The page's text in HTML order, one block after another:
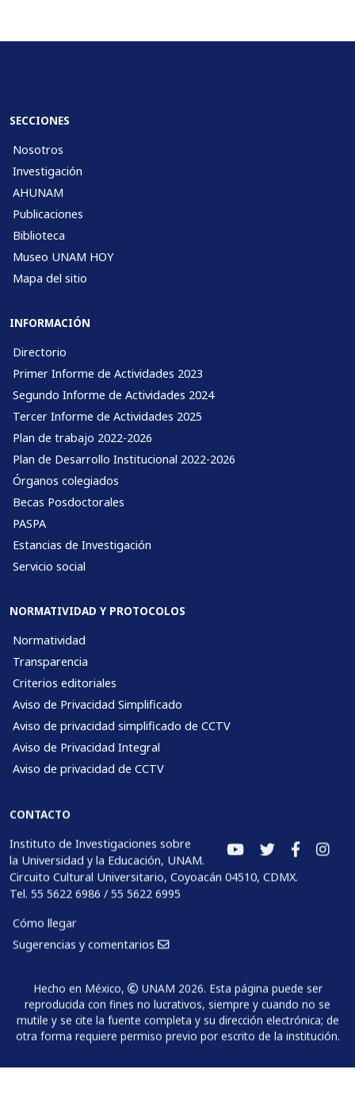
SECCIONES
Nosotros
Investigación
AHUNAM
Publicaciones
Biblioteca
Museo UNAM HOY
Mapa del sitio
INFORMACIÓN
Directorio
Primer Informe de Actividades 2023
Segundo Informe de Actividades 2024
Tercer Informe de Actividades 2025
Plan de trabajo 2022-2026
Plan de Desarrollo Institucional 2022-2026
Órganos colegiados
Becas Posdoctorales
PASPA
Estancias de Investigación
Servicio social
NORMATIVIDAD Y PROTOCOLOS
Normatividad
Transparencia
Criterios editoriales
Aviso de Privacidad Simplificado
Aviso de privacidad simplificado de CCTV
Aviso de Privacidad Integral
Aviso de privacidad de CCTV
CONTACTO
Instituto de Investigaciones sobre
la Universidad y la Educación, UNAM.
Circuito Cultural Universitario, Coyoacán 04510, CDMX.
Tel. 55 5622 6986 / 55 5622 6995
Cómo llegar
Sugerencias y comentarios
Hecho en México,
UNAM 2026. Esta página puede ser
reproducida con fines no lucrativos, siempre y cuando no se
mutile y se cite la fuente completa y su dirección electrónica; de
otra forma requiere permiso previo por escrito de la institución.